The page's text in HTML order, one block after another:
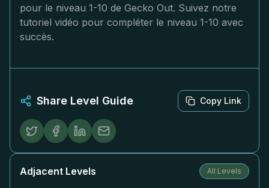
pour le niveau 1-10 de Gecko Out. Suivez notre
tutoriel vidéo pour compléter le niveau 1-10 avec
succès.
Share Level Guide Copy Link
Adjacent Levels All Levels